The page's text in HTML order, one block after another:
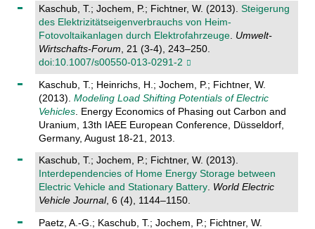
Kaschub, T.; Jochem, P.; Fichtner, W. (2013). Steigerung
des Elektrizitätseigenverbrauchs von Heim-
Fotovoltaikanlagen durch Elektrofahrzeuge. Umwelt-
Wirtschafts-Forum, 21 (3-4), 243–250.
doi:10.1007/s00550-013-0291-2
Kaschub, T.; Heinrichs, H.; Jochem, P.; Fichtner, W.
(2013). Modeling Load Shifting Potentials of Electric
Vehicles. Energy Economics of Phasing out Carbon and
Uranium, 13th IAEE European Conference, Düsseldorf,
Germany, August 18-21, 2013.
Kaschub, T.; Jochem, P.; Fichtner, W. (2013).
Interdependencies of Home Energy Storage between
Electric Vehicle and Stationary Battery. World Electric
Vehicle Journal, 6 (4), 1144–1150.
Paetz, A.-G.; Kaschub, T.; Jochem, P.; Fichtner, W.